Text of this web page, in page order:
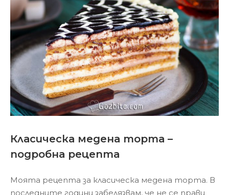
Класическа медена торта –
подробна рецепта
Моята рецепта за класическа медена торта. В
последните години забелязвам, че не се прави